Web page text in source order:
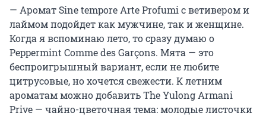
— Аромат Sine tempore Arte Profumi с ветивером и
лаймом подойдет как мужчине, так и женщине.
Когда я вспоминаю лето, то сразу думаю о
Peppermint Comme des Garçons. Мята — это
беспроигрышный вариант, если не любите
цитрусовые, но хочется свежести. К летним
ароматам можно добавить The Yulong Armani
Prive — чайно-цветочная тема: молодые листочки